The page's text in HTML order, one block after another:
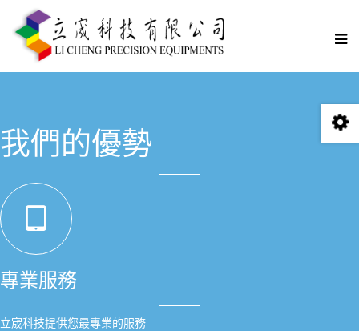
我們的優勢
專業服務
立宬科技提供您最專業的服務